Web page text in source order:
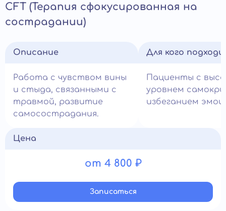
CFT (Терапия сфокусированная на
сострадании)
Описание
Работа с чувством вины
и стыда, связанными с
травмой, развитие
самосострадания.
Для кого
Пациенты с
уровнем
избеганием
Цена
от 4 800 ₽
Записатьcя